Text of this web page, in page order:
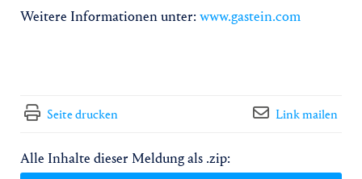
Weitere Informationen unter: www.gastein.com
Seite drucken Link mailen
Alle Inhalte dieser Meldung als .zip: